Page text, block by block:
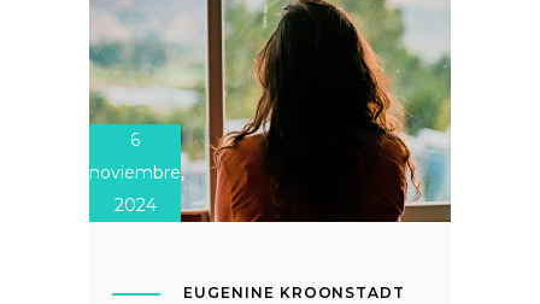
6
noviembre,
2024
EUGENINE KROONSTADT